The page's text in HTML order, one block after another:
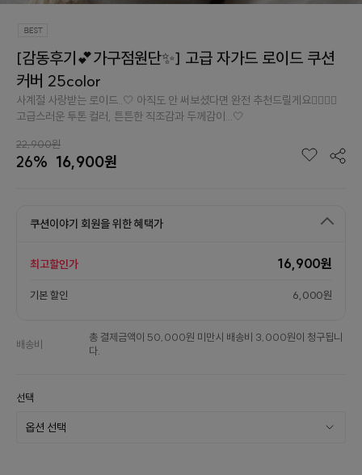
[감동후기💕가구점원단✨] 고급 자가드 로이드 쿠션
커버 25color
사계절 사랑받는 로이드..🤍 아직도 안 써보셨다면 완전 추천드릴게요👉🏻👈🏻
고급스러운 투톤 컬러, 튼튼한 직조감과 두께감이...🤍
22,900원
26% 16,900원
쿠션이야기 회원을 위한 혜택가
최고할인가 16,900원
기본 할인 6,000원
배송비
총 결제금액이 50,000원 미만시 배송비 3,000원이 청구됩니
다.
선택